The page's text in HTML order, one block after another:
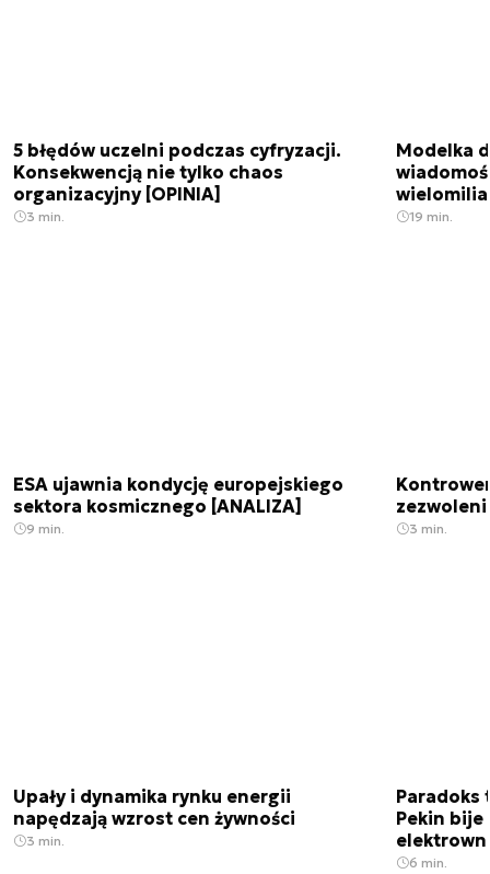
5 błędów uczelni podczas cyfryzacji.
Konsekwencją nie tylko chaos
organizacyjny [OPINIA]
3 min.
Modelka
19 min.
ESA ujawnia kondycję europejskiego
sektora kosmicznego [ANALIZA]
9 min. 3 min.
Upały i dynamika rynku energii
napędzają wzrost cen żywności
3 min.
Paradoks
Pekin bije
6 min.